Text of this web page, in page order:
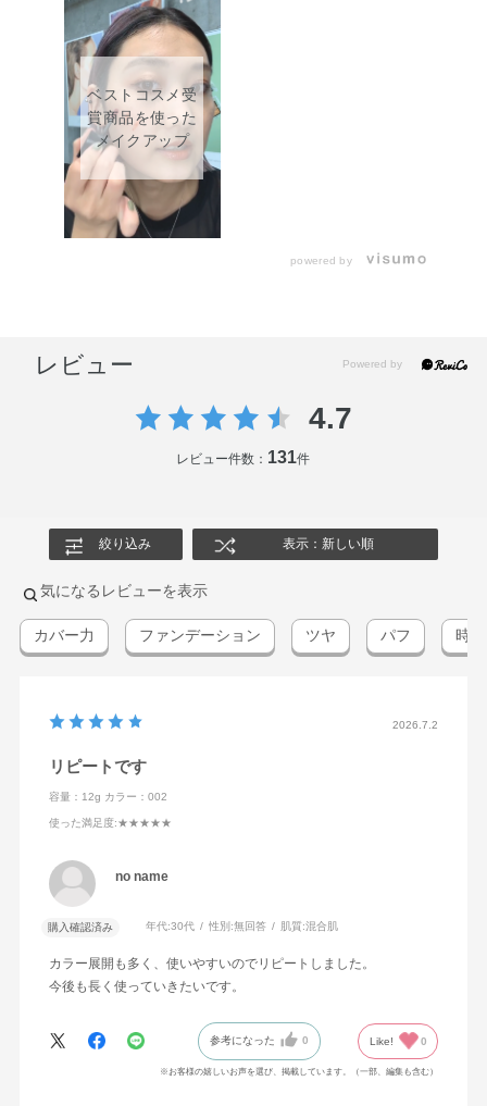
ベストコスメ受
賞商品を使った
メイクアップ
powered by
レビュー
4.7
レビュー件数： 131件
絞り込み 表示：新しい順
気になるレビューを表示
カバー力 ファンデーション ツヤ パフ 時間
2026.7.2
リピートです
容量：12g カラー：002
使った満足度:★★★★★
no name
購入確認済み 年代:30代 性別:無回答 肌質:混合肌
カラー展開も多く、使いやすいのでリピートしました。
今後も長く使っていきたいです。
参考になった 0 Like! 0
※お客様の嬉しいお声を選び、掲載しています。（一部、編集も含む）